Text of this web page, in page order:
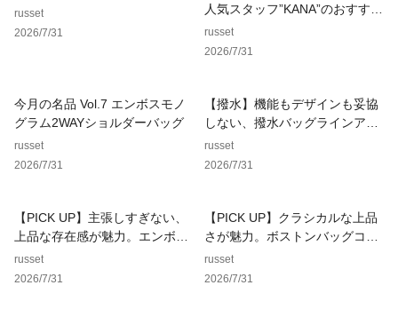
・本体に合わせた金具カラーをチョイス。
（グレー＝シルバー金具、ブラウン＝ゴールド金具）
・ショルダーベルト付属（長さ調整可能：約106.5～131.5c
・開閉：ファスナー式
・内装ポケット：オープンポケット×2、ファスナーポケット×
1
・外装ポケット：ファスナーポケット×1
やわらかな質感と奥行きのある色合いが、手に取るたびに心地
よいぬくもりを感じさせます。
自然体のスタイルにも溶け込み、装いにさりげない上質感を添
える素材です。
russet
2026/7/31
人気スタッフ”KANA”のおすすめ
バッグ！
russet
2026/7/31
今月の名品 Vol.7 エンボスモノ
グラム2WAYショルダーバッグ
russet
2026/7/31
【撥水】機能もデザインも妥協
しない、撥水バッグラインアッ
プ
russet
2026/7/31
【PICK UP】主張しすぎない、
上品な存在感が魅力。エンボス
モノグラムシリーズ
russet
2026/7/31
【PICK UP】クラシカルな上品
さが魅力。ボストンバッグコレ
クション。
russet
2026/7/31